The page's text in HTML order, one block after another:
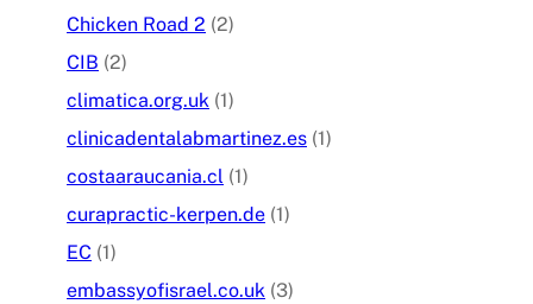
Chicken Road 2 (2)
CIB (2)
climatica.org.uk (1)
clinicadentalabmartinez.es (1)
costaaraucania.cl (1)
curapractic-kerpen.de (1)
EC (1)
embassyofisrael.co.uk (3)